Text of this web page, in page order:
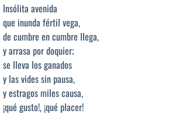
Insólita avenida
que inunda fértil vega,
de cumbre en cumbre llega,
y arrasa por doquier;
se lleva los ganados
y las vides sin pausa,
y estragos miles causa,
¡qué gusto!, ¡qué placer!